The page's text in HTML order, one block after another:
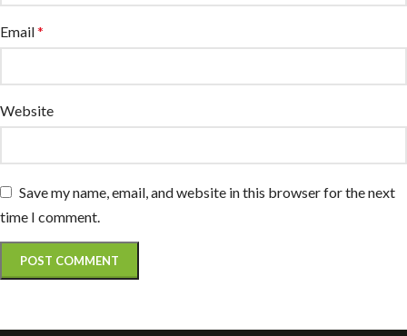
Email*
Website
Save my name, email, and website in this browser for the next
time I comment.